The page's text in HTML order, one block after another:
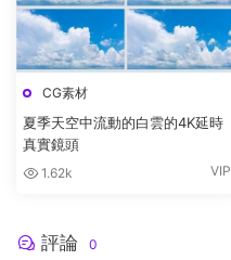
CG素材
夏季天空中流動的白雲的4K延時
真實鏡頭
1.62k VIP
評論 0